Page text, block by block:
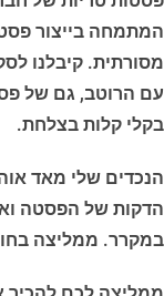
המתמחה בייצור
מסורתית. קיבלנו
עם הרוטב, גם של
בקלי קלות בצלחת.
הנכדים שלי מאד
הדקות של הפסטה
במקרר. ממליצה